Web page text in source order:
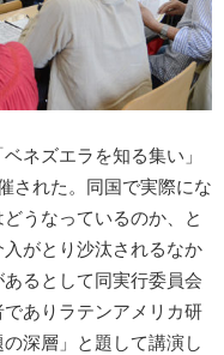
ネズエラを知る集い」
された。同国で実際にな
うなっているのか、と
がとり沙汰されるなか
るとして同実行委員会
ありラテンアメリカ研
深層」と題して講演し